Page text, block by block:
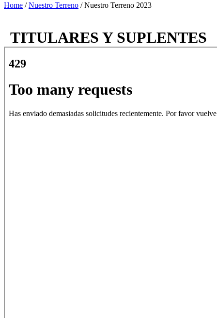
Home /Nuestro Terreno /Nuestro Terreno 2023
TITULARES Y SUPLENTES